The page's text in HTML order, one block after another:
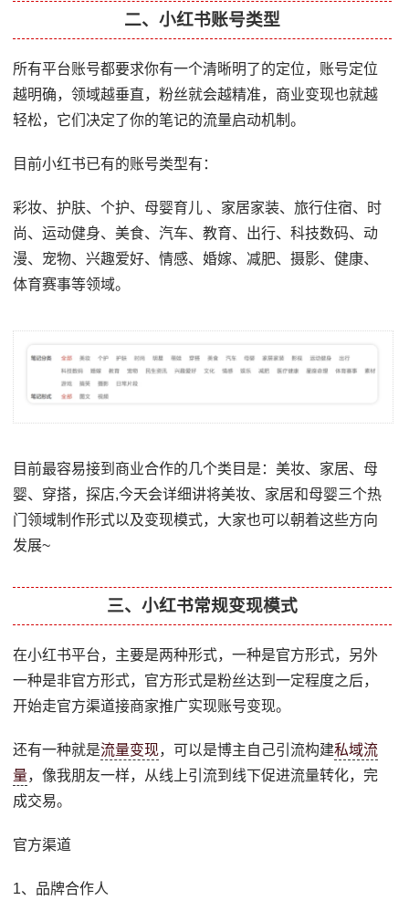
二、小红书账号类型
所有平台账号都要求你有一个清晰明了的定位，账号定位
越明确，领域越垂直，粉丝就会越精准，商业变现也就越
轻松，它们决定了你的笔记的流量启动机制。
目前小红书已有的账号类型有：
彩妆、护肤、个护、母婴育儿 、家居家装、旅行住宿、时
尚、运动健身、美食、汽车、教育、出行、科技数码、动
漫、宠物、兴趣爱好、情感、婚嫁、减肥、摄影、健康、
体育赛事等领域。
目前最容易接到商业合作的几个类目是：美妆、家居、母
婴、穿搭，探店,今天会详细讲将美妆、家居和母婴三个热
门领域制作形式以及变现模式，大家也可以朝着这些方向
发展~
三、小红书常规变现模式
在小红书平台，主要是两种形式，一种是官方形式，另外
一种是非官方形式，官方形式是粉丝达到一定程度之后，
开始走官方渠道接商家推广实现账号变现。
还有一种就是流量变现，可以是博主自己引流构建私域流
量，像我朋友一样，从线上引流到线下促进流量转化，完
成交易。
官方渠道
1、品牌合作人